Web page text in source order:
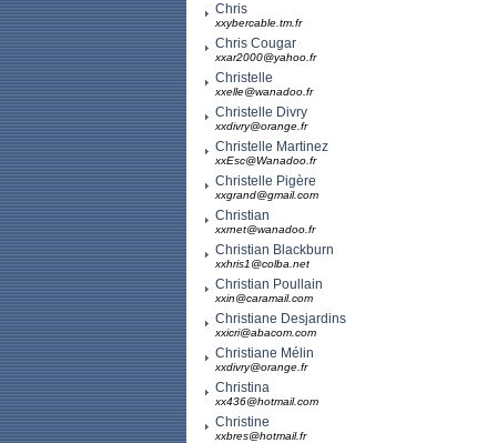
Chris
xxybercable.tm.fr
Chris Cougar
xxar2000@yahoo.fr
Christelle
xxelle@wanadoo.fr
Christelle Divry
xxdivry@orange.fr
Christelle Martinez
xxEsc@Wanadoo.fr
Christelle Pigère
xxgrand@gmail.com
Christian
xxrnet@wanadoo.fr
Christian Blackburn
xxhris1@colba.net
Christian Poullain
xxin@caramail.com
Christiane Desjardins
xxicri@abacom.com
Christiane Mélin
xxdivry@orange.fr
Christina
xx436@hotmail.com
Christine
xxbres@hotmail.fr